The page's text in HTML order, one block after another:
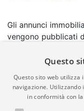
Gli annunci
vengono pubblicati
comporta
garanzia da parte
quindi non è
correttezza, della
Questo
Questo sito web utilizza
navigazione.
in conformità con